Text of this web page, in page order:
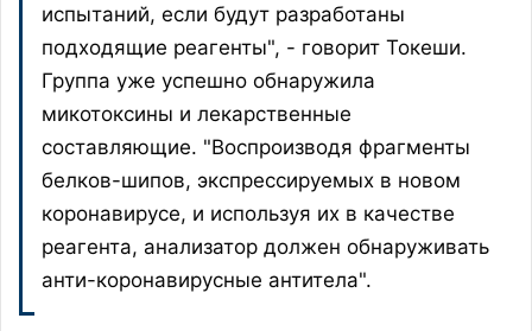
испытаний, если будут разработаны
подходящие реагенты", - говорит Токеши.
Группа уже успешно обнаружила
микотоксины и лекарственные
составляющие. "Воспроизводя фрагменты
белков-шипов, экспрессируемых в новом
коронавирусе, и используя их в качестве
реагента, анализатор должен обнаруживать
анти-коронавирусные антитела".